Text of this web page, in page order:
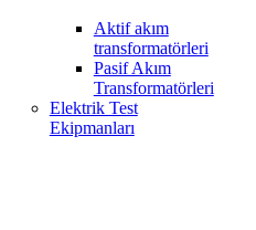
Aktif akım
transformatörleri
Pasif Akım
Transformatörleri
Elektrik Test
Ekipmanları